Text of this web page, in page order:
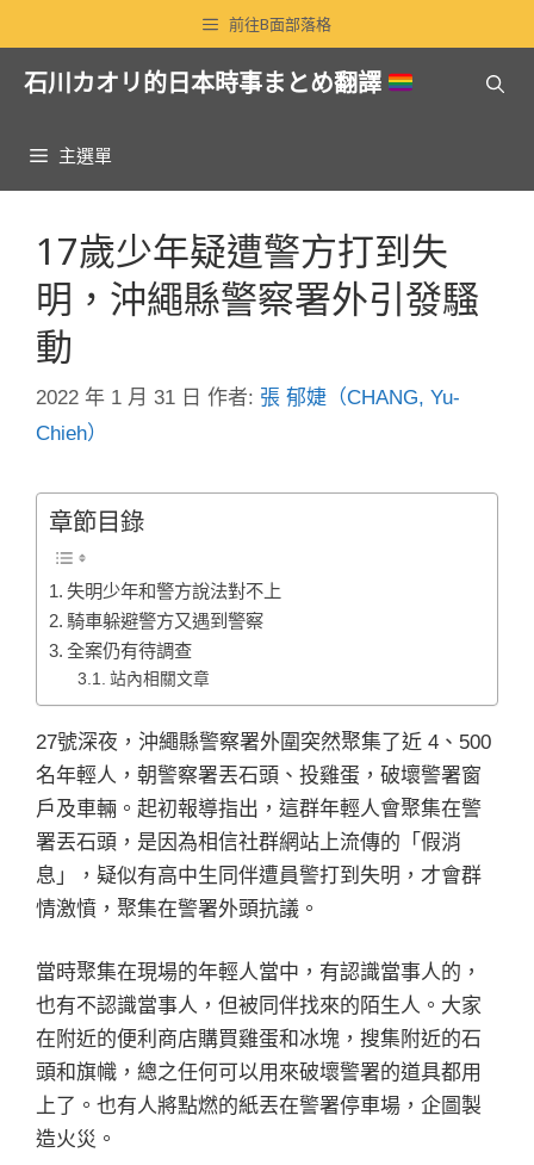
至
前往B面部落格
石川カオリ的日本時事まとめ翻譯
主選單
17歲少年疑遭警方打到失
明，沖繩縣警察署外引發騷
動
2022 年 1 月 31 日 作者: 張 郁婕（CHANG, Yu-
Chieh）
章節目錄
失明少年和警方說法對不上
騎車躲避警方又遇到警察
全案仍有待調查
站內相關文章
27號深夜，沖繩縣警察署外圍突然聚集了近 4、500
名年輕人，朝警察署丟石頭、投雞蛋，破壞警署窗
戶及車輛。起初報導指出，這群年輕人會聚集在警
署丟石頭，是因為相信社群網站上流傳的「假消
息」，疑似有高中生同伴遭員警打到失明，才會群
情激憤，聚集在警署外頭抗議。
當時聚集在現場的年輕人當中，有認識當事人的，
也有不認識當事人，但被同伴找來的陌生人。大家
在附近的便利商店購買雞蛋和冰塊，搜集附近的石
頭和旗幟，總之任何可以用來破壞警署的道具都用
上了。也有人將點燃的紙丟在警署停車場，企圖製
造火災。